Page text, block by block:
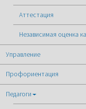
Аттестация
Независимая оценка
Управление
Профориентация
Педагоги